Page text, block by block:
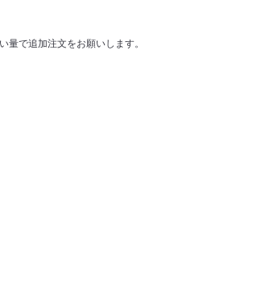
で追加注文をお願いします。